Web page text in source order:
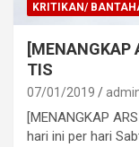
KRITIKAN/
[MENANGKAP
TIS
07/01/2019
[MENANGKAP
hari ini per hari